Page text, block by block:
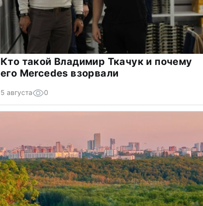
Кто такой Владимир Ткачук и почему
его Mercedes взорвали
5 августа 0